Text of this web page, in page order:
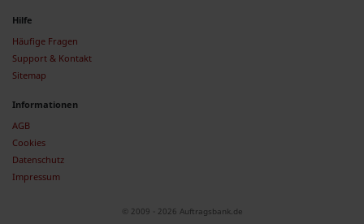
Hilfe
Häufige Fragen
Support & Kontakt
Sitemap
Informationen
AGB
Cookies
Datenschutz
Impressum
© 2009 - 2026 Auftragsbank.de